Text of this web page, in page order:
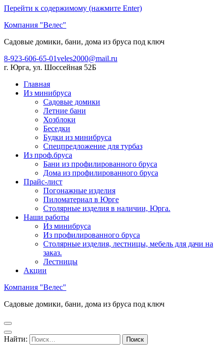
Перейти к содержимому (нажмите Enter)
Компания "Велес"
Садовые домики, бани, дома из бруса под ключ
8-923-606-65-01veles2000@mail.ru
г. Юрга, ул. Шоссейная 52Б
Главная
Из минибруса
Садовые домики
Летние бани
Хозблоки
Беседки
Будки из минибруса
Спецпредложение для турбаз
Из проф.бруса
Бани из профилированного бруса
Дома из профилированного бруса
Прайс-лист
Погонажные изделия
Пиломатериал в Юрге
Столярные изделия в наличии, Юрга.
Наши работы
Из минибруса
Из профилированного бруса
Столярные изделия, лестницы, мебель для дачи на
заказ.
Лестницы
Акции
Компания "Велес"
Садовые домики, бани, дома из бруса под ключ
Найти: